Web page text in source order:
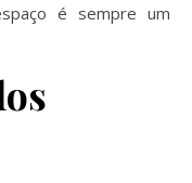
é sempre um